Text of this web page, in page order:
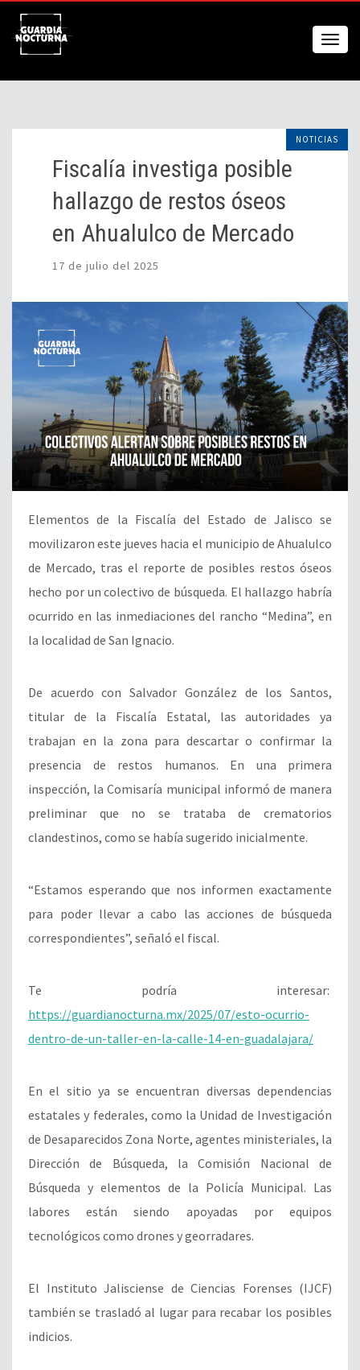
NOTICIAS
Fiscalía investiga posible
hallazgo de restos óseos
en Ahualulco de Mercado
17 de julio del 2025
Elementos de la Fiscalía del Estado de Jalisco se
movilizaron este jueves hacia el municipio de Ahualulco
de Mercado, tras el reporte de posibles restos óseos
hecho por un colectivo de búsqueda. El hallazgo habría
ocurrido en las inmediaciones del rancho “Medina”, en
la localidad de San Ignacio.
De acuerdo con Salvador González de los Santos,
titular de la Fiscalía Estatal, las autoridades ya
trabajan en la zona para descartar o confirmar la
presencia de restos humanos. En una primera
inspección, la Comisaría municipal informó de manera
preliminar que no se trataba de crematorios
clandestinos, como se había sugerido inicialmente.
“Estamos esperando que nos informen exactamente
para poder llevar a cabo las acciones de búsqueda
correspondientes”, señaló el fiscal.
Te podría interesar:
https://guardianocturna.mx/2025/07/esto-ocurrio-
dentro-de-un-taller-en-la-calle-14-en-guadalajara/
En el sitio ya se encuentran diversas dependencias
estatales y federales, como la Unidad de Investigación
de Desaparecidos Zona Norte, agentes ministeriales, la
Dirección de Búsqueda, la Comisión Nacional de
Búsqueda y elementos de la Policía Municipal. Las
labores están siendo apoyadas por equipos
tecnológicos como drones y georradares.
El Instituto Jalisciense de Ciencias Forenses (IJCF)
también se trasladó al lugar para recabar los posibles
indicios.